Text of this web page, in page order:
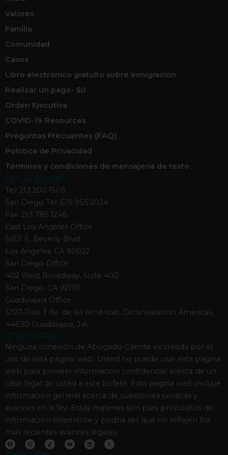
Valores
Familia
Comunidad
Casos
Libro electrónico gratuito sobre inmigración
Realizar un pago- $0
Orden Ejecutiva
COVID-19 Resources
Preguntas Frecuentes (FAQ)
Polotica de Privacidad
Términos y condiciones de mensajería de texto
Tel: 213.200.1505
San Diego Tel: 619.955.2024
Fax: 213.785.1248
East Los Angeles Office
5601 E. Beverly Blvd.
Los Angeles, CA 90022
San Diego Office
402 West Broadway, Suite 400
San Diego, CA 92101
Guadalajara Office
1297-Piso 3 Av. de las Américas, Circunvalación Americas,
44630 Guadalajara, Jal.
Ninguna conexión de Abogado-Cliente es creada por el
uso de esta pagina web. Usted no puede usar esta pagina
web para proveer información confidencial acerca de un
caso legal de usted a este bufete. Esta pagina web incluye
información general acerca de cuestiones jurídicas y
avances en la ley. Estas materias son para propósitos de
información solamente y podría ser que no reflejen los
mas recientes avances legales.
F
a
c
I
n
s
T
i
k
Y
o
u
L
i
n
X
-
t